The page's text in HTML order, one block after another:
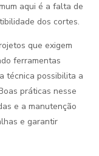
aqui é a falta de
dos cortes.
que exigem
ferramentas
técnica possibilita a
práticas nesse
e a manutenção
e garantir